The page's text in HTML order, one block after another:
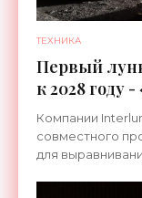
ТЕХНИКА
Первый
к 2028 году
Компании
совместного
для